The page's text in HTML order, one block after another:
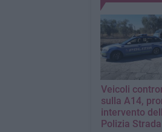
Veicoli
sulla A14,
intervento
Polizia